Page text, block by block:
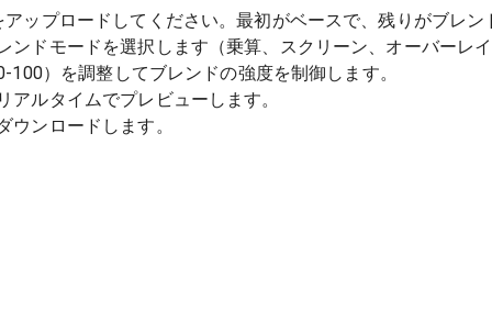
ップロードしてください。最初がベースで、残りがブレン
ンドモードを選択します（乗算、スクリーン、オーバーレ
100）を調整してブレンドの強度を制御します。
アルタイムでプレビューします。
ウンロードします。